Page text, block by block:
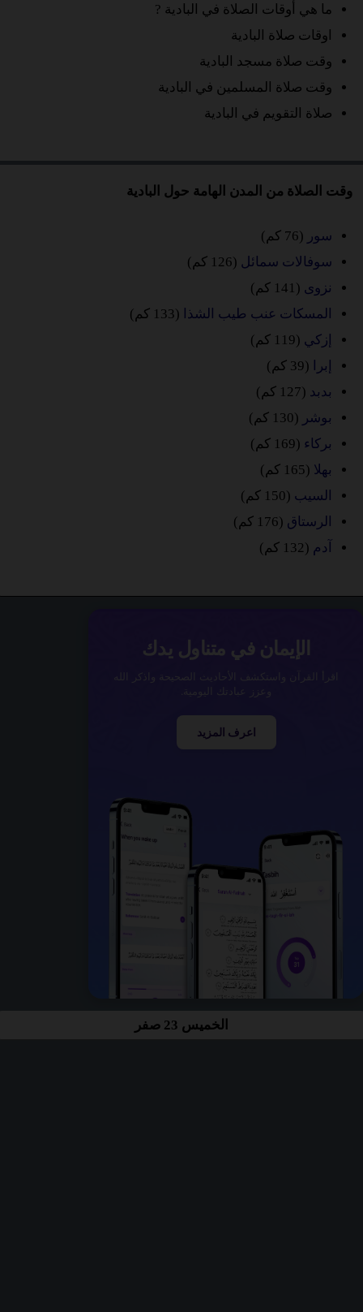
ما هي أوقات الصلاة في البادية ?
اوقات صلاة البادية
وقت صلاة مسجد البادية
وقت صلاة المسلمين في البادية
صلاة التقويم في البادية
وقت الصلاة من المدن الهامة حول البادية
سور (76 كم)
سوفالات سمائل(126 كم)
نزوى(141 كم)
المسكات عنب طيب الشذا
(133 كم)
إزكي(119 كم)
إبرا
(39 كم)
بدبد (127 كم)
بوشر (130 كم)
بركاء(169 كم)
بهلا(165 كم)
السيب(150 كم)
الرستاق(176 كم)
آدم (132 كم)
الإيمان في متناول يدك
اعرف المزيد
الخميس 23 صفر